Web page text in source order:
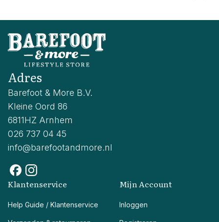
Adres
Barefoot & More B.V.
Kleine Oord 86
6811HZ Arnhem
026 737 04 45
info@barefootandmore.nl
Klantenservice
Help Guide / Klantenservice
Mijn Account
Inloggen